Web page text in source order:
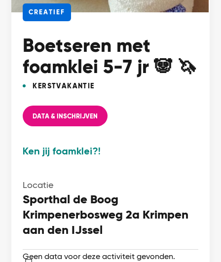
CREATIEF
Boetseren met
foamklei 5-7 jr 🐼 🦄
KERSTVAKANTIE
DATA & INSCHRIJVEN
Ken jij foamklei?!
Locatie
Sporthal de Boog
Krimpenerbosweg 2a Krimpen
aan den IJssel
Geen data voor deze activiteit gevonden.